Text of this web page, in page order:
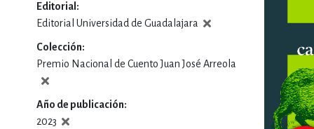
DEPORTES Y
Editorial
Editorial Universidad de Guadalajara
Colección
Premio Nacional de Cuento Juan José Arreola
Año de publicación
2023